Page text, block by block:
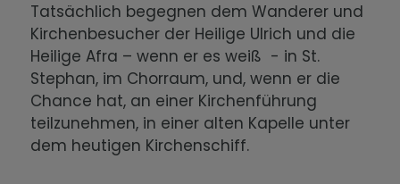
Tatsächlich begegnen dem Wanderer und
Kirchenbesucher der Heilige Ulrich und die
Heilige Afra – wenn er es weiß - in St.
Stephan, im Chorraum, und, wenn er die
Chance hat, an einer Kirchenführung
teilzunehmen, in einer alten Kapelle unter
dem heutigen Kirchenschiff.